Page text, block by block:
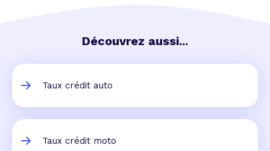
Découvrez aussi...
Taux crédit auto
Taux crédit moto